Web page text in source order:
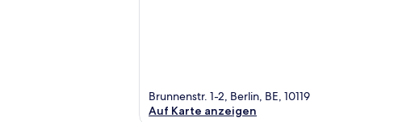
Brunnenstr. 1-2, Berlin, BE, 10119
Auf Karte anzeigen